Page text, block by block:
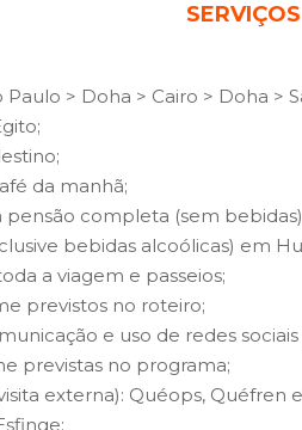
SERVIÇOS
> Doha > Cairo > Doha >
da manhã;
completa (sem
bebidas alcoólicas) em
a viagem e passeios;
previstos no roteiro;
e uso de redes
previstas no programa;
externa): Quéops, Quéfren